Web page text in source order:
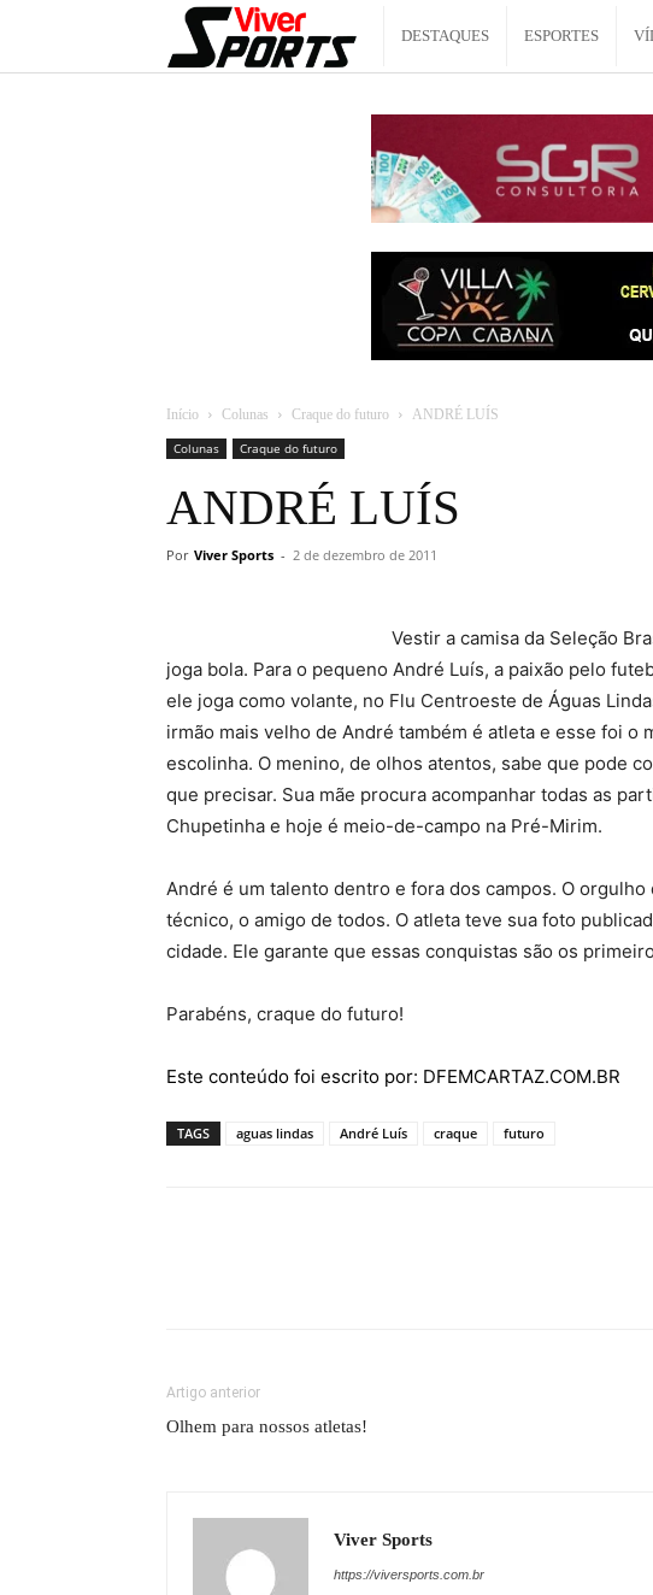
Viver
DESTAQUES ESPORTES
Início Colunas Craque do futuro
ANDRÉ LUÍS
Colunas
Craque do futuro
ANDRÉ LUÍS
Por Viver Sports - 2 de dezembro de 2011
Vestir a camisa da Seleção
joga bola. Para o pequeno André Luís, a paixão pelo
ele joga como volante, no Flu Centroeste de Águas
irmão mais velho de André também é atleta e esse foi o
escolinha. O menino, de olhos atentos, sabe que pode
que precisar. Sua mãe procura acompanhar todas as
Chupetinha e hoje é meio-de-campo na Pré-Mirim.
André é um talento dentro e fora dos campos. O orgulho
técnico, o amigo de todos. O atleta teve sua foto
cidade. Ele garante que essas conquistas são os
Parabéns, craque do futuro!
Este conteúdo foi escrito por: DFEMCARTAZ.COM.BR
TAGS aguas lindas André Luís craque futuro
Artigo anterior
Olhem para nossos atletas!
Viver Sports
https://viversports.com.br